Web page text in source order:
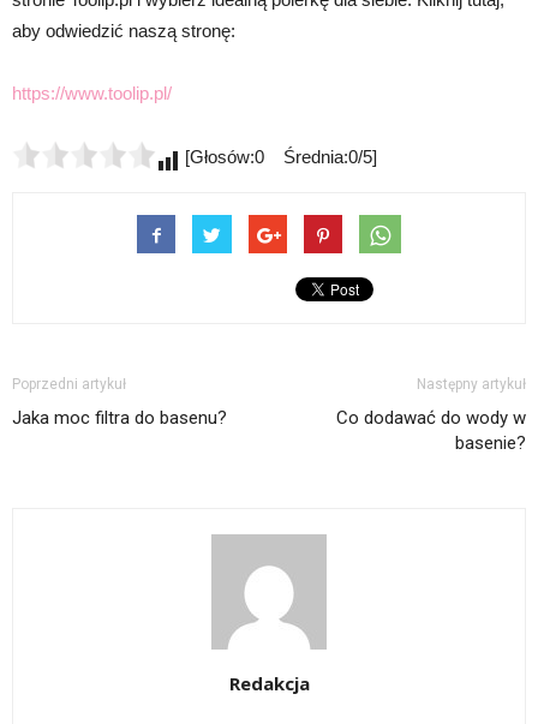
aby odwiedzić naszą stronę:
https://www.toolip.pl/
[Głosów:0 Średnia:0/5]
Poprzedni artykuł
Jaka moc filtra do basenu?
Następny artykuł
Co dodawać do wody w
basenie?
Redakcja